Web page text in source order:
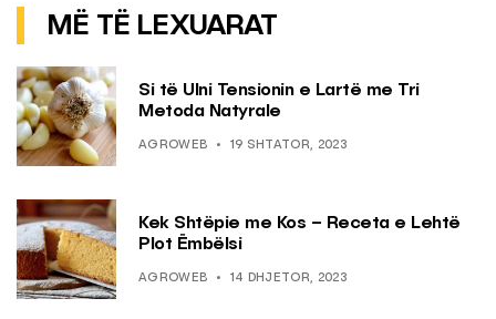
MË TË LEXUARAT
Si të Ulni Tensionin e Lartë me Tri
Metoda Natyrale
AGROWEB 19 SHTATOR, 2023
Kek Shtëpie me Kos – Receta e Lehtë
Plot Ëmbëlsi
AGROWEB 14 DHJETOR, 2023